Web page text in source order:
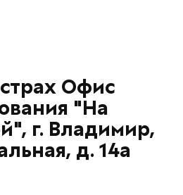
Офис
"На
г. Владимир,
д. 14а